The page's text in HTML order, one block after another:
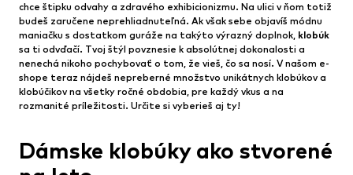
chce štipku odvahy a zdravého exhibicionizmu. Na ulici v ňom totiž
budeš zaručene neprehliadnuteľná. Ak však sebe objavíš módnu
maniačku s dostatkom guráže na takýto výrazný doplnok, klobúk
sa ti odvďačí. Tvoj štýl povznesie k absolútnej dokonalosti a
nenechá nikoho pochybovať o tom, že vieš, čo sa nosí. V našom e-
shope teraz nájdeš nepreberné množstvo unikátnych klobúkov a
klobúčikov na všetky ročné obdobia, pre každý vkus a na
rozmanité príležitosti. Určite si vyberieš aj ty!
Dámske klobúky ako stvorené